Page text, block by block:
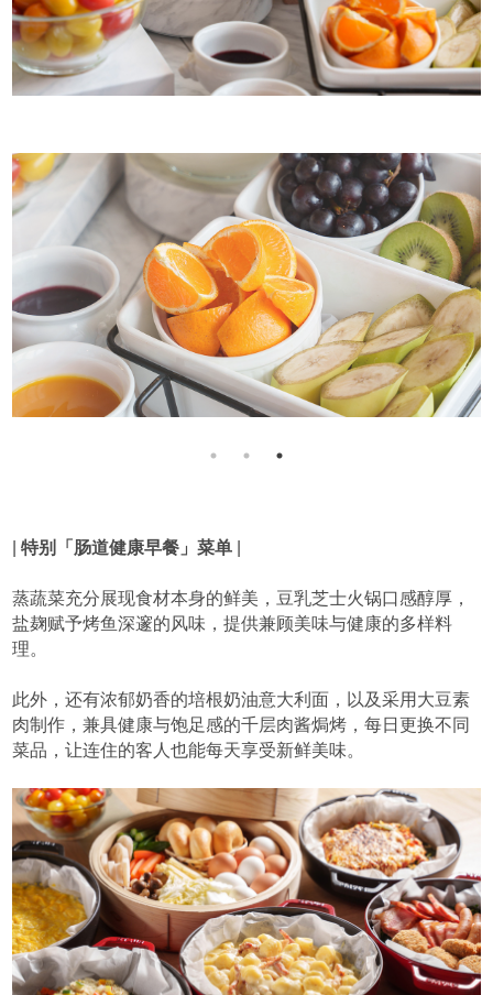
|特别「肠道健康早餐」菜单
蒸蔬菜充分展现食材本身的鲜美，豆乳芝士火锅口感醇厚，
盐麹赋予烤鱼深邃的风味，提供兼顾美味与健康的多样料
理。
此外，还有浓郁奶香的培根奶油意大利面，以及采用大豆素
肉制作，兼具健康与饱足感的千层肉酱焗烤，每日更换不同
菜品，让连住的客人也能每天享受新鲜美味。